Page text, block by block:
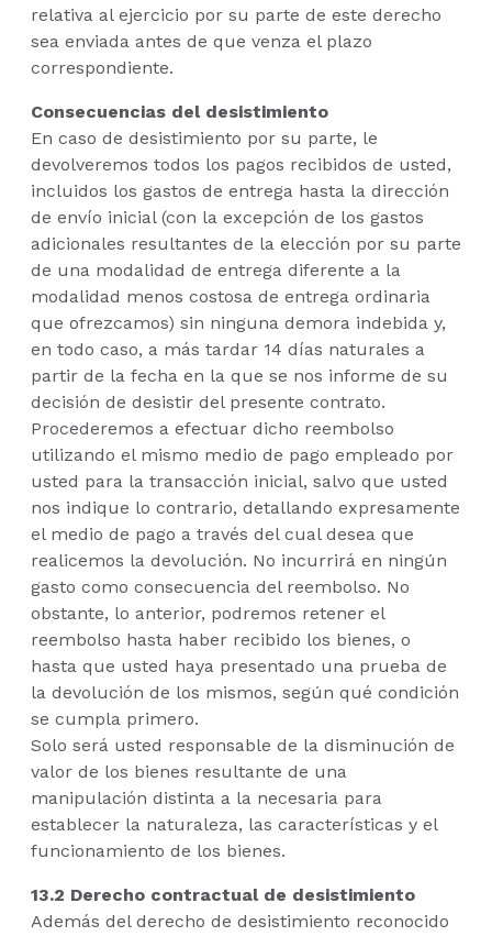
relativa al ejercicio por su parte de este derecho
sea enviada antes de que venza el plazo
correspondiente.
Consecuencias del desistimiento
En caso de desistimiento por su parte, le
devolveremos todos los pagos recibidos de usted,
incluidos los gastos de entrega hasta la dirección
de envío inicial (con la excepción de los gastos
adicionales resultantes de la elección por su parte
de una modalidad de entrega diferente a la
modalidad menos costosa de entrega ordinaria
que ofrezcamos) sin ninguna demora indebida y,
en todo caso, a más tardar 14 días naturales a
partir de la fecha en la que se nos informe de su
decisión de desistir del presente contrato.
Procederemos a efectuar dicho reembolso
utilizando el mismo medio de pago empleado por
usted para la transacción inicial, salvo que usted
nos indique lo contrario, detallando expresamente
el medio de pago a través del cual desea que
realicemos la devolución. No incurrirá en ningún
gasto como consecuencia del reembolso. No
obstante, lo anterior, podremos retener el
reembolso hasta haber recibido los bienes, o
hasta que usted haya presentado una prueba de
la devolución de los mismos, según qué condición
se cumpla primero.
Solo será usted responsable de la disminución de
valor de los bienes resultante de una
manipulación distinta a la necesaria para
establecer la naturaleza, las características y el
funcionamiento de los bienes.
13.2 Derecho contractual de desistimiento
Además del derecho de desistimiento reconocido